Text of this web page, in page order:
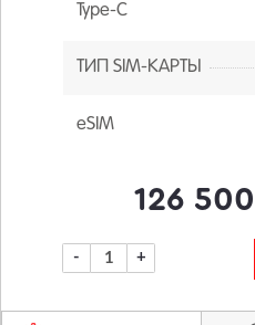
126 500
- +
Type-C
ТИП SIM-КАРТЫ
eSIM